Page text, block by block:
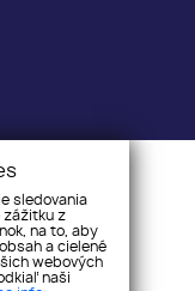
01001 Žilina
010 01 Žilina
sledovania
zážitku z
na to, aby
a cielené
webových
naši